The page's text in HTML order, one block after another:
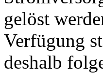
gelöst
Verfügung
deshalb